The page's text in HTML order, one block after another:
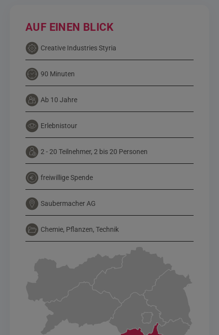
AUF EINEN BLICK
Creative Industries Styria
90 Minuten
Ab 10 Jahre
Erlebnistour
2 - 20 Teilnehmer, 2 bis 20 Personen
freiwillige Spende
Saubermacher AG
Chemie, Pflanzen, Technik